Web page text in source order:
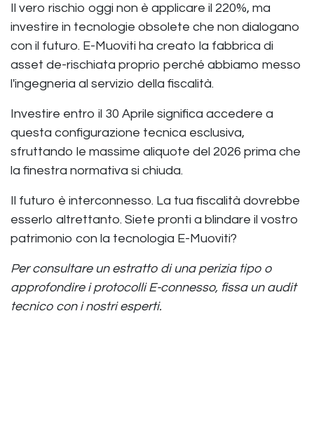
Il vero rischio oggi non è applicare il 220%, ma
investire in tecnologie obsolete che non dialogano
con il futuro. E-Muoviti ha creato la fabbrica di
asset de-rischiata proprio perché abbiamo messo
l'ingegneria al servizio della fiscalità.
Investire entro il 30 Aprile significa accedere a
questa configurazione tecnica esclusiva,
sfruttando le massime aliquote del 2026 prima che
la finestra normativa si chiuda.
Il futuro è interconnesso. La tua fiscalità dovrebbe
esserlo altrettanto. Siete pronti a blindare il vostro
patrimonio con la tecnologia E-Muoviti?
Per consultare un estratto di una perizia tipo o
approfondire i protocolli E-connesso, fissa un audit
tecnico con i nostri esperti.